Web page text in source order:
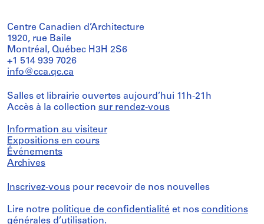
Centre Canadien d’Architecture
1920, rue Baile
Montréal, Québec H3H 2S6
+1 514 939 7026
info@cca.qc.ca
Salles et librairie ouvertes aujourd’hui 11h-21h
Accès à la collection sur rendez-vous
Information au visiteur
Expositions en cours
Événements
Archives
Inscrivez-vous pour recevoir de nos nouvelles
Lire notre politique de confidentialité et nos conditions
générales d’utilisation.